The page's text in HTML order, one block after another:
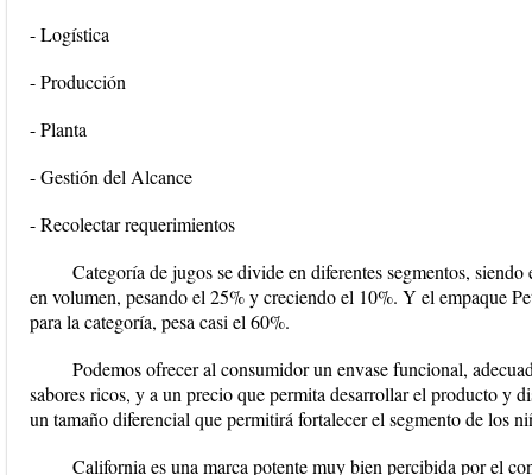
- Logística
- Producción
- Planta
- Gestión del Alcance
- Recolectar requerimientos
Categoría de jugos se divide en diferentes segmentos,
en volumen, pesando el 25% y creciendo el 10%. Y el empaque
para la categoría, pesa casi el 60%.
Podemos ofrecer al consumidor un envase funcional,
sabores ricos, y a un precio que permita desarrollar el producto y
un tamaño diferencial que permitirá fortalecer el segmento de los
California es una marca potente muy bien percibida por el